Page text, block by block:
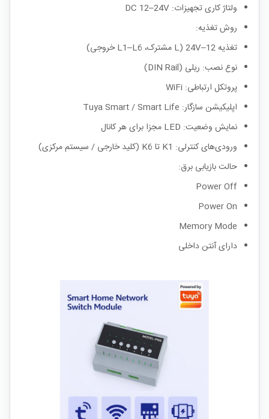
ولتاژ کاری تجهیزات: DC 12–24V
روش تغذیه:
تغذیه 12–24V (L مشترک، L1–L6 خروجی)
نوع نصب: ریلی (DIN Rail)
پروتکل ارتباطی: WiFi
اپلیکیشن سازگار: Tuya Smart / Smart Life
نمایش وضعیت: LED مجزا برای هر کانال
ورودی‌های کنترلی: K1 تا K6 (کلید خارجی / سیستم مرکزی)
حالت بازیابی برق:
Power Off
Power On
Memory Mode
دارای آنتن داخلی